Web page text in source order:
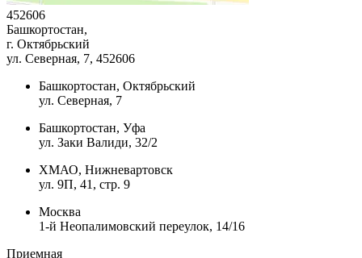
452606
Башкортостан,
г. Октябрьский
ул. Северная, 7, 452606
Башкортостан, Октябрьский
ул. Северная, 7
Башкортостан, Уфа
ул. Заки Валиди, 32/2
ХМАО, Нижневартовск
ул. 9П, 41, стр. 9
Москва
1-й Неопалимовский переулок, 14/16
Приемная